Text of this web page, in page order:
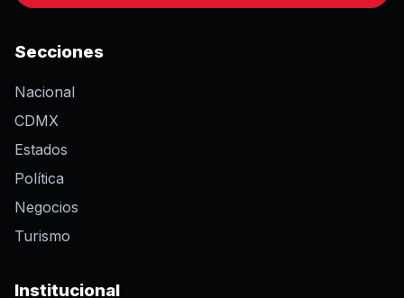
Secciones
Nacional
CDMX
Estados
Política
Negocios
Turismo
Institucional